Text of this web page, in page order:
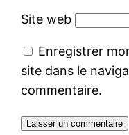
Site web
Enregistrer
site dans le
commentaire.